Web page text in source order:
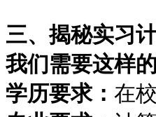
三、揭秘实习
我们需要这样
学历要求： 在